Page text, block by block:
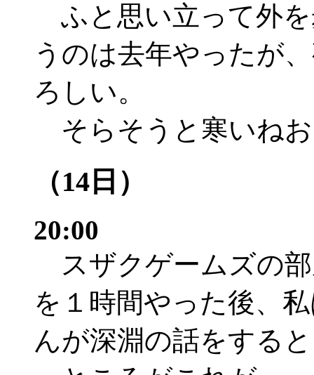
ふと思い立って外
うのは去年やったが
ろしい。
そらそうと寒いね
（14日）
20:00
スザクゲームズの
を１時間やった後、
んが深淵の話をする